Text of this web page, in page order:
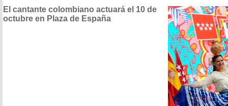
El cantante colombiano actuará el 10 de
octubre en Plaza de España